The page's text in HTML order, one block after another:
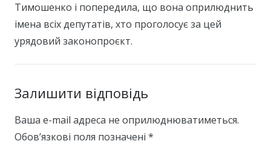
Тимошенко і попередила, що вона оприлюднить
імена всіх депутатів, хто проголосує за цей
урядовий законопроєкт.
Залишити відповідь
Ваша e-mail адреса не оприлюднюватиметься.
Обов’язкові поля позначені *